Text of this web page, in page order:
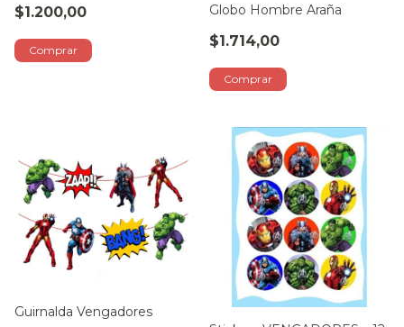
$1.200,00 Globo Hombre Araña
$1.714,00
Guirnalda Vengadores